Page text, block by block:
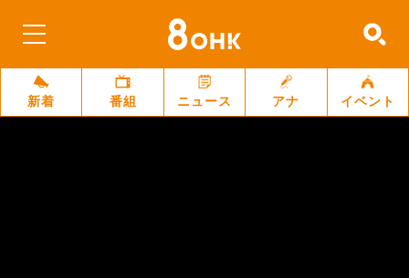
新着 番組 ニュース アナ イベント